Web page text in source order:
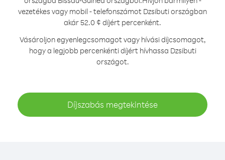
vezetékes vagy mobil - telefonszámot Dzsibuti országban
akár 52.0 ¢ díjért percenként.
Vásároljon egyenlegcsomagot vagy hívási díjcsomagot,
hogy a legjobb percenkénti díjért hívhassa Dzsibuti
országot.
Díjszabás megtekintése